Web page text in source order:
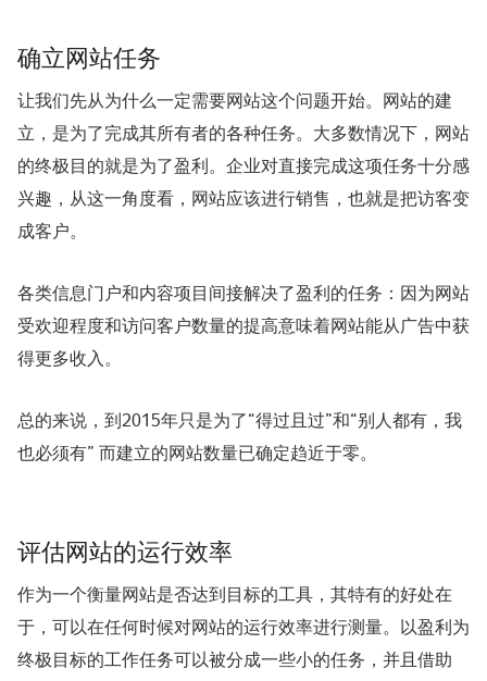
确立网站任务
让我们先从为什么一定需要网站这个问题开始。网站的建
立，是为了完成其所有者的各种任务。大多数情况下，网站
的终极目的就是为了盈利。企业对直接完成这项任务十分感
兴趣，从这一角度看，网站应该进行销售，也就是把访客变
成客户。
各类信息门户和内容项目间接解决了盈利的任务：因为网站
受欢迎程度和访问客户数量的提高意味着网站能从广告中获
得更多收入。
总的来说，到2015年只是为了“得过且过”和“别人都有，我
也必须有” 而建立的网站数量已确定趋近于零。
评估网站的运行效率
作为一个衡量网站是否达到目标的工具，其特有的好处在
于，可以在任何时候对网站的运行效率进行测量。以盈利为
终极目标的工作任务可以被分成一些小的任务，并且借助